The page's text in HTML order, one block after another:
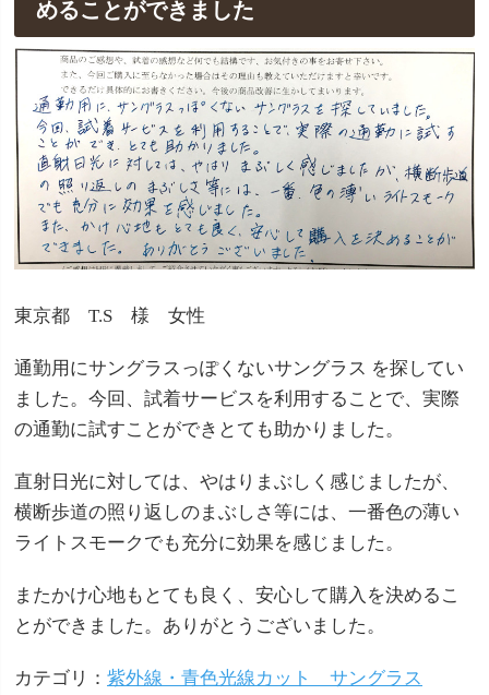
めることができました
東京都 T.S 様 女性
通勤用にサングラスっぽくないサングラス を探してい
ました。今回、試着サービスを利用することで、実際
の通勤に試すことができとても助かりました。
直射日光に対しては、やはりまぶしく感じましたが、
横断歩道の照り返しのまぶしさ等には、一番色の薄い
ライトスモークでも充分に効果を感じました。
またかけ心地もとても良く、安心して購入を決めるこ
とができました。ありがとうございました。
カテゴリ： 紫外線・青色光線カット サングラス